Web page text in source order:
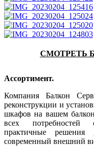
СМОТРЕТЬ
Ассортимент.
Компания Балкон
реконструкции и
шкафов на вашем
всех потребностей
практичные
современный внешний